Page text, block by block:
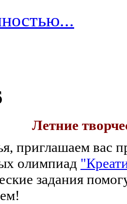
Летние
приглашаем вас
олимпиад
задания